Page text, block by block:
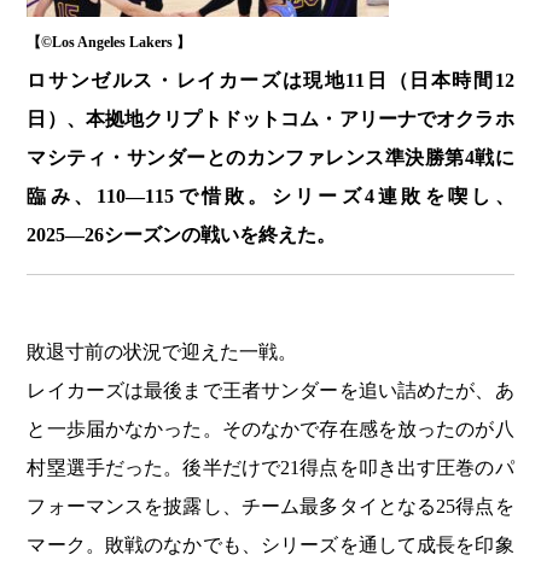
【©️Los Angeles Lakers 】
ロサンゼルス・レイカーズは現地11日（日本時間12
日）、本拠地クリプトドットコム・アリーナでオクラホ
マシティ・サンダーとのカンファレンス準決勝第4戦に
臨み、110―115で惜敗。シリーズ4連敗を喫し、
2025―26シーズンの戦いを終えた。
敗退寸前の状況で迎えた一戦。
レイカーズは最後まで王者サンダーを追い詰めたが、あ
と一歩届かなかった。そのなかで存在感を放ったのが八
村塁選手だった。後半だけで21得点を叩き出す圧巻のパ
フォーマンスを披露し、チーム最多タイとなる25得点を
マーク。敗戦のなかでも、シリーズを通して成長を印象